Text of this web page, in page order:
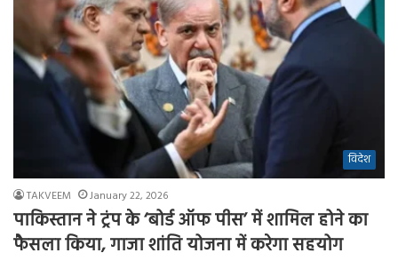
विदेश
TAKVEEM January 22, 2026
पाकिस्तान ने ट्रंप के ‘बोर्ड ऑफ पीस’ में शामिल होने का
फैसला किया, गाजा शांति योजना में करेगा सहयोग